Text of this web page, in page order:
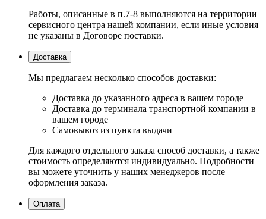
Работы, описанные в п.7-8 выполняются на территории
сервисного центра нашей компании, если иные условия
не указаны в Договоре поставки.
Доставка
Мы предлагаем несколько способов доставки:
Доставка до указанного адреса в вашем городе
Доставка до терминала транспортной компании в
вашем городе
Самовывоз из пункта выдачи
Для каждого отдельного заказа способ доставки, а также
стоимость определяются индивидуально. Подробности
вы можете уточнить у наших менеджеров после
оформления заказа.
Оплата